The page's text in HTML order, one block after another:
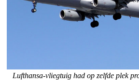
Lufthansa-vliegtuig had op zelfde plek